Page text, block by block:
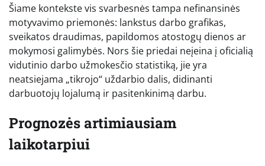
Šiame kontekste vis svarbesnės tampa nefinansinės
motyvavimo priemonės: lankstus darbo grafikas,
sveikatos draudimas, papildomos atostogų dienos ar
mokymosi galimybės. Nors šie priedai neįeina į oficialią
vidutinio darbo užmokesčio statistiką, jie yra
neatsiejama „tikrojo“ uždarbio dalis, didinanti
darbuotojų lojalumą ir pasitenkinimą darbu.
Prognozės artimiausiam
laikotarpiui